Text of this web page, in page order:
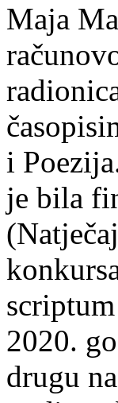
Maja
i
je bila
2020.
drugu